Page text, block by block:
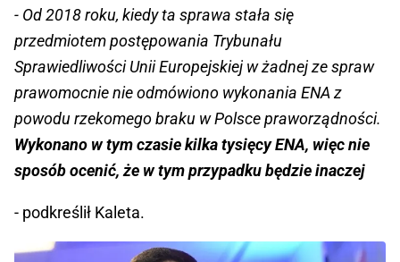
- Od 2018 roku, kiedy ta sprawa stała się
przedmiotem postępowania Trybunału
Sprawiedliwości Unii Europejskiej w żadnej ze spraw
prawomocnie nie odmówiono wykonania ENA z
powodu rzekomego braku w Polsce praworządności.
Wykonano w tym czasie kilka tysięcy ENA, więc nie
sposób ocenić, że w tym przypadku będzie inaczej
- podkreślił Kaleta.